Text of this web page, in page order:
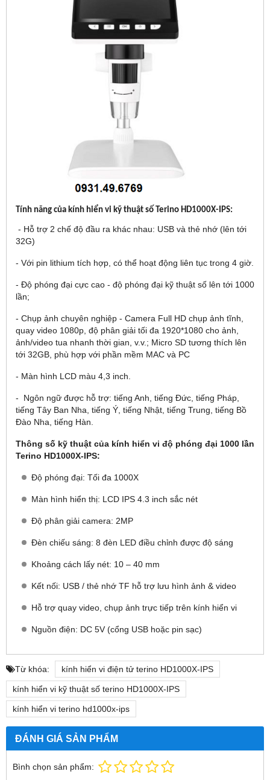
Tính năng của kính hiển vi kỹ thuật số Terino HD1000X-IPS:
- Hỗ trợ 2 chế độ đầu ra khác nhau: USB và thẻ nhớ (lên tới
32G)
- Với pin lithium tích hợp, có thể hoạt động liên tục trong 4 giờ.
- Độ phóng đại cực cao - độ phóng đại kỹ thuật số lên tới 1000
lần;
- Chụp ảnh chuyên nghiệp - Camera Full HD chụp ảnh tĩnh,
quay video 1080p, độ phân giải tối đa 1920*1080 cho ảnh,
ảnh/video tua nhanh thời gian, v.v.; Micro SD tương thích lên
tới 32GB, phù hợp với phần mềm MAC và PC
- Màn hình LCD màu 4,3 inch.
- Ngôn ngữ được hỗ trợ: tiếng Anh, tiếng Đức, tiếng Pháp,
tiếng Tây Ban Nha, tiếng Ý, tiếng Nhật, tiếng Trung, tiếng Bồ
Đào Nha, tiếng Hàn.
Thông số kỹ thuật của kính hiển vi độ phóng đại 1000 lần
Terino HD1000X-IPS:
Độ phóng đại: Tối đa 1000X
Màn hình hiển thị: LCD IPS 4.3 inch sắc nét
Độ phân giải camera: 2MP
Đèn chiếu sáng: 8 đèn LED điều chỉnh được độ sáng
Khoảng cách lấy nét: 10 – 40 mm
Kết nối: USB / thẻ nhớ TF hỗ trợ lưu hình ảnh & video
Hỗ trợ quay video, chụp ảnh trực tiếp trên kính hiển vi
Nguồn điện: DC 5V (cổng USB hoặc pin sạc)
Từ khóa: kính hiển vi điện tử terino HD1000X-IPS
kính hiển vi kỹ thuật số terino HD1000X-IPS
kính hiển vi terino hd1000x-ips
ĐÁNH GIÁ SẢN PHẨM
Bình chọn sản phẩm: